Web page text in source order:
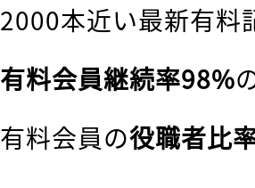
2000本近い最新有料
有料会員継続率98%
有料会員の役職者比